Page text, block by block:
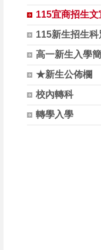
115宜商招生文
115新生招生科
高一新生入學
★新生公佈欄
校內轉科
轉學入學